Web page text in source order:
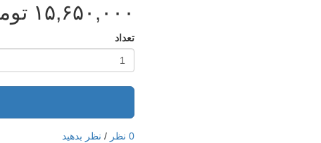
١۵,۶۵٠,٠٠٠
تعداد
0 نظر / نظر بدهید